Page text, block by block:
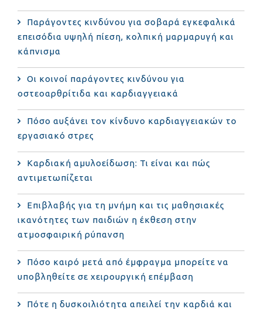
Παράγοντες κινδύνου για σοβαρά εγκεφαλικά
επεισόδια υψηλή πίεση, κολπική μαρμαρυγή και
κάπνισμα
Οι κοινοί παράγοντες κινδύνου για
οστεοαρθρίτιδα και καρδιαγγειακά
Πόσο αυξάνει τον κίνδυνο καρδιαγγειακών το
εργασιακό στρες
Καρδιακή αμυλοείδωση: Τι είναι και πώς
αντιμετωπίζεται
Επιβλαβής για τη μνήμη και τις μαθησιακές
ικανότητες των παιδιών η έκθεση στην
ατμοσφαιρική ρύπανση
Πόσο καιρό μετά από έμφραγμα μπορείτε να
υποβληθείτε σε χειρουργική επέμβαση
Πότε η δυσκοιλιότητα απειλεί την καρδιά και